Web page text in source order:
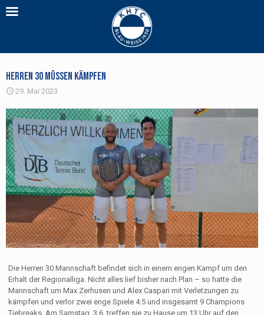
Herren 30 müssen kämpfen
29. Mai 2023
Die Herren 30 Mannschaft befindet sich in einem engen Kampf um den
Erhalt der Regionalliga. Nicht alles lief bisher nach Plan – so hatte die
Mannschaft um Max Zerhusen und Alex Caspari mit Verletzungen zu
kämpfen und verlor zwei enge Spiele 4:5 und insgesamt 9 Champions
Tiebreaks. Am Samstag, 3.6. treffen sie zu Hause um 13 Uhr auf den